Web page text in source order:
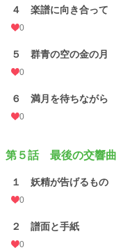
４ 楽譜に向き合って
0
５ 群青の空の金の月
0
６ 満月を待ちながら
0
第５話 最後の交響曲
１ 妖精が告げるもの
0
２ 譜面と手紙
0